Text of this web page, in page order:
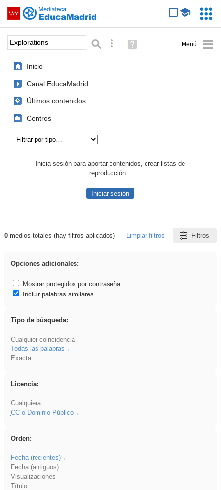
Saltar navegación
Palabra o frase: Búsqueda avanzada
Ayuda
(en
Inicio
Canal EducaMadrid
Últimos contenidos
Centros
Inicia sesión para aportar contenidos, crear listas de
reproducción...
Iniciar sesión
Resultados de: Explorations
0medios totales (hay filtros aplicados) Limpiar filtros Filtros
Opciones adicionales:
Mostrar protegidos por contraseña
Incluir palabras similares
Tipo de búsqueda:
Cualquier coincidencia
Todas las palabras
Exacta
Licencia:
Cualquiera
CCo Dominio Público
Orden:
Fecha (recientes)
Fecha (antiguos)
Visualizaciones
Título